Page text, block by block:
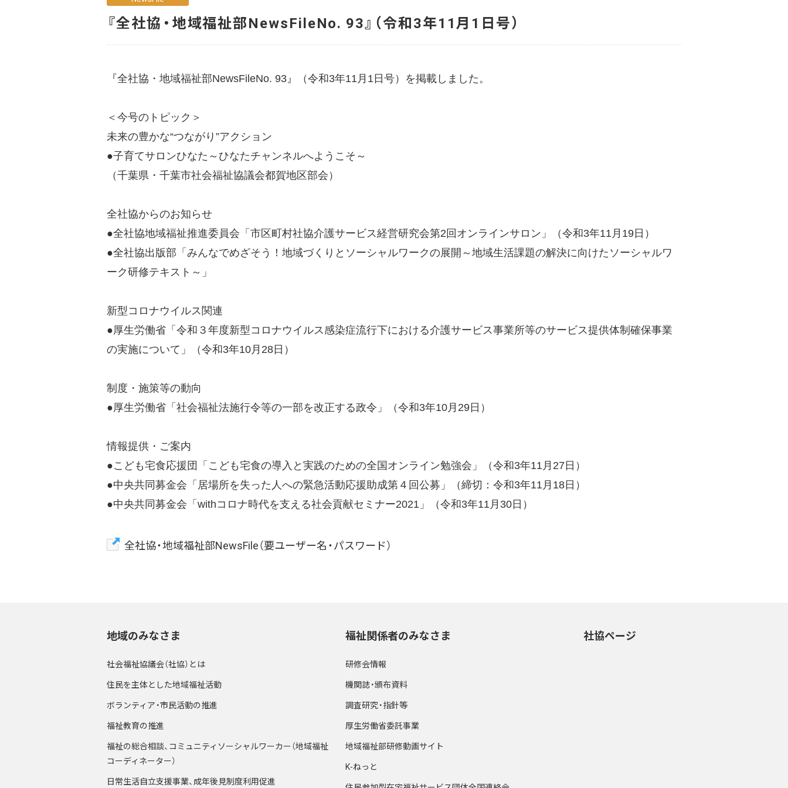
『全社協・地域福祉部NewsFileNo. 93』（令和3年11月1日号）
『全社協・地域福祉部NewsFileNo. 93』（令和3年11月1日号）を掲載しました。
＜今号のトピック＞
未来の豊かな“つながり”アクション
●子育てサロンひなた～ひなたチャンネルへようこそ～
（千葉県・千葉市社会福祉協議会都賀地区部会）
全社協からのお知らせ
●全社協地域福祉推進委員会「市区町村社協介護サービス経営研究会第2回オンラインサロン」（令和3年11月19日）
●全社協出版部「みんなでめざそう！地域づくりとソーシャルワークの展開～地域生活課題の解決に向けたソーシャルワ
ーク研修テキスト～」
新型コロナウイルス関連
●厚生労働省「令和３年度新型コロナウイルス感染症流行下における介護サービス事業所等のサービス提供体制確保事業
の実施について」（令和3年10月28日）
制度・施策等の動向
●厚生労働省「社会福祉法施行令等の一部を改正する政令」（令和3年10月29日）
情報提供・ご案内
●こども宅食応援団「こども宅食の導入と実践のための全国オンライン勉強会」（令和3年11月27日）
●中央共同募金会「居場所を失った人への緊急活動応援助成第４回公募」（締切：令和3年11月18日）
●中央共同募金会「withコロナ時代を支える社会貢献セミナー2021」（令和3年11月30日）
全社協・地域福祉部NewsFile（要ユーザー名・パスワード）
地域のみなさま
社会福祉協議会（社協）とは
住民を主体とした地域福祉活動
ボランティア・市民活動の推進
福祉教育の推進
福祉の総合相談、コミュニティソーシャルワーカー（地域福祉
コーディネーター）
日常生活自立支援事業、成年後見制度利用促進
福祉関係者のみなさま
研修会情報
機関誌・頒布資料
調査研究・指針等
厚生労働省委託事業
地域福祉部研修動画サイト
K-ねっと
社協ページ